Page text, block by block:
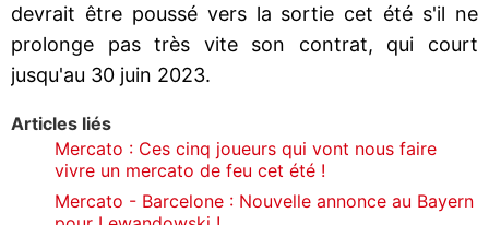
devrait être poussé vers la sortie cet été s'il ne
prolonge pas très vite son contrat, qui court
jusqu'au 30 juin 2023.
Articles liés
Mercato : Ces cinq joueurs qui vont nous faire
vivre un mercato de feu cet été !
Mercato - Barcelone : Nouvelle annonce au Bayern